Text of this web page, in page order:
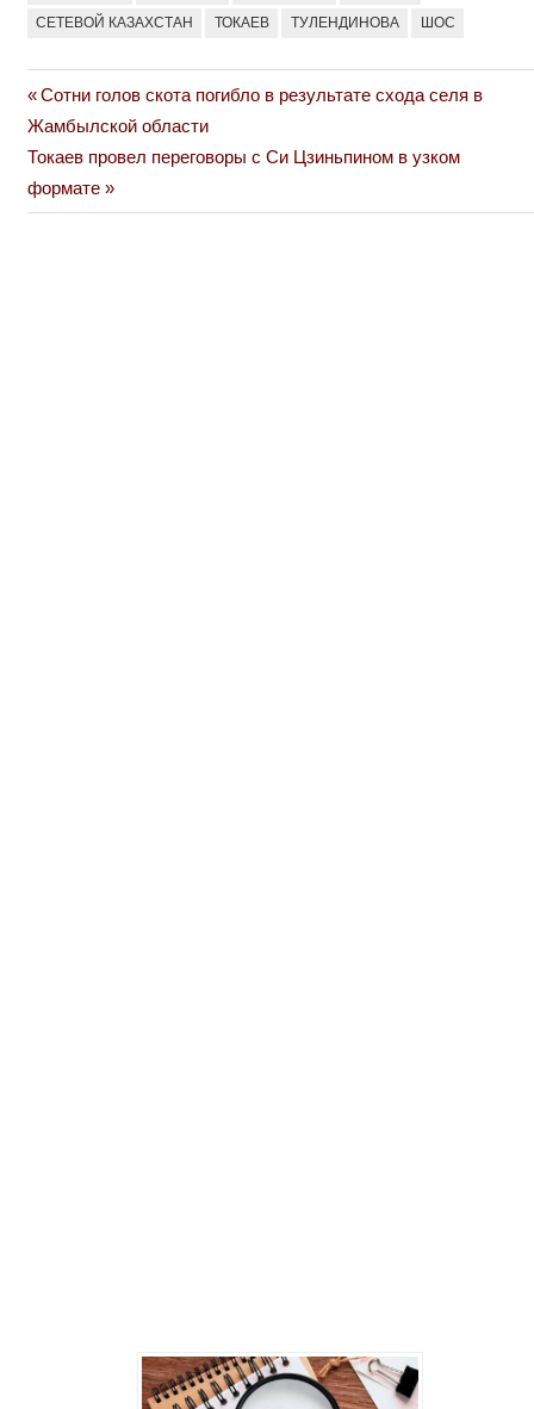
СЕТЕВОЙ КАЗАХСТАН ТОКАЕВ ТУЛЕНДИНОВА ШОС
Навигация
по
записям
Previous
Post:
Сотни голов скота погибло в результате схода селя в
Жамбылской области
Next
Post:
Токаев провел переговоры с Си Цзиньпином в узком
формате